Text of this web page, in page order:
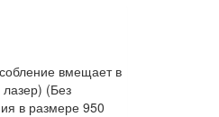
вмещает в
(Без
в размере 950